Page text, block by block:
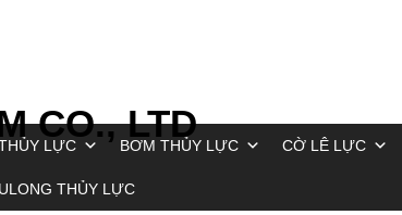
CO., LTD
LỰC BƠM THỦY LỰC CỜ LÊ LỰC
THỦY LỰC